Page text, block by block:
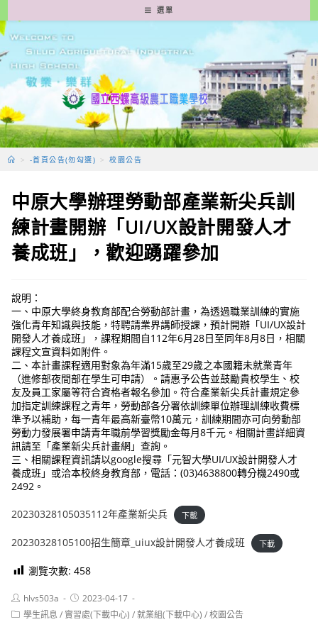
轉
至
要
容
選單
> -首頁公告(勿勾選) > 校園公告
中原大學辦理勞動部產業新尖兵訓
練計畫開辦「UI/UX設計開發人才
養成班」，歡迎踴躍參加
說明：
一、中原大學終身教育部配合勞動部計畫，為透過職業訓練的實施
強化青年知識與技能，特聘請業界講師授課，預計開辦「UI/UX設計
開發人才養成班」，課程期間自112年6月28日至同年8月8日，相關
課程文宣資料如附件。
二、本計畫課程適用對象為年滿15歲至29歲之本國籍未就業青年
（進修部夜間部在學生可申請）。請惠予公告並鼓勵貴校學生、校
友及員工家屬等符合資格者報名參加。符合產業新尖兵計畫規定參
加指定訓練課程之青年，勞動部各分署依訓練單位辦理訓練收費標
準予以補助，每一青年最高新臺幣10萬元，訓練期間亦可向勞動部
勞動力發展署申請青年職前學習獎勵金每月8千元。相關計畫詳細資
訊請至「產業新尖兵計畫網」查詢。
三、相關課程資訊請以google搜尋「元智大學UI/UX設計開發人才
養成班」或洽本校終身教育部，電話：(03)4638800轉分機2490或
2492。
20230328105035112年產業新尖兵 下載
20230328105100招生簡章_uiux設計開發人才養成班 下載
瀏覽次數: 458
Post
author:
hlvs503a
Post
published:
2023-04-17
Post學生訊息 / 實習處(下載中心) /就業組(下載中心) /校園公告